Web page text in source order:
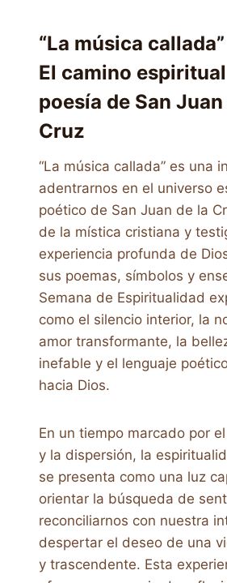
“La música callada”
El camino
poesía de San Juan
Cruz
“La música callada” es una
adentrarnos en el universo
poético de San Juan de la
de la mística cristiana y
experiencia profunda de
sus poemas, símbolos y
Semana de Espiritualidad
como el silencio interior, la
amor transformante, la
inefable y el lenguaje
hacia Dios.
En un tiempo marcado por
y la dispersión, la
se presenta como una luz
orientar la búsqueda de
reconciliarnos con nuestra
despertar el deseo de una
y trascendente. Esta